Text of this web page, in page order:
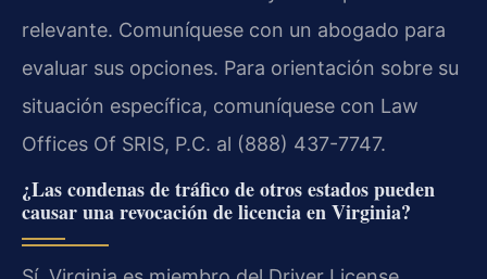
relevante. Comuníquese con un abogado para
evaluar sus opciones. Para orientación sobre su
situación específica, comuníquese con Law
Offices Of SRIS, P.C. al (888) 437-7747.
¿Las condenas de tráfico de otros estados pueden
causar una revocación de licencia en Virginia?